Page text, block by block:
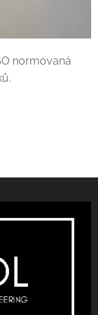
normovaná